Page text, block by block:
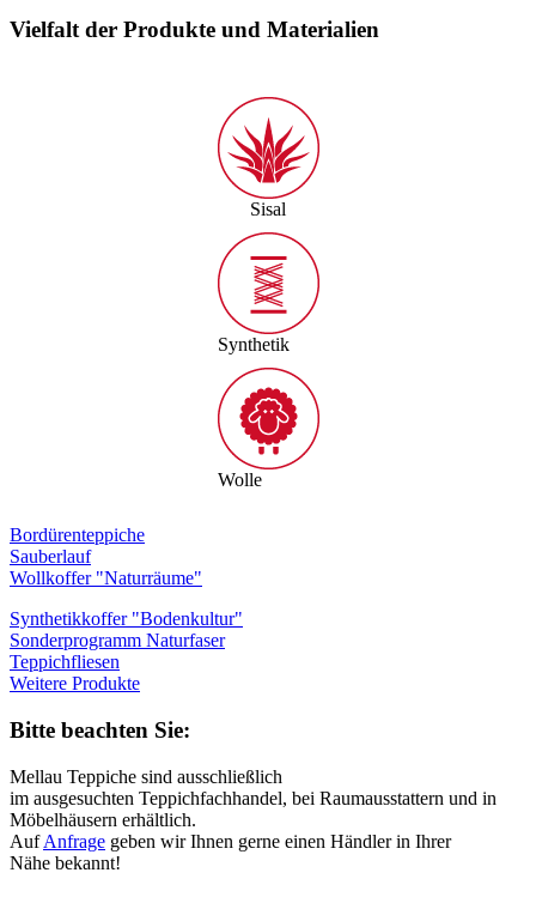
Vielfalt der Produkte und Materialien
Sisal
Synthetik
Wolle
Bordürenteppiche
Sauberlauf
Wollkoffer "Naturräume"
Synthetikkoffer "Bodenkultur"
Sonderprogramm Naturfaser
Teppichfliesen
Weitere Produkte
Bitte beachten Sie:
Mellau Teppiche sind ausschließlich
im ausgesuchten Teppichfachhandel, bei Raumausstattern und in
Möbelhäusern erhältlich.
AufAnfrage geben wir Ihnen gerne einen Händler in Ihrer
Nähe bekannt!